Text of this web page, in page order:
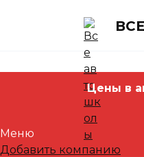
Цены в
Меню
Добавить компанию